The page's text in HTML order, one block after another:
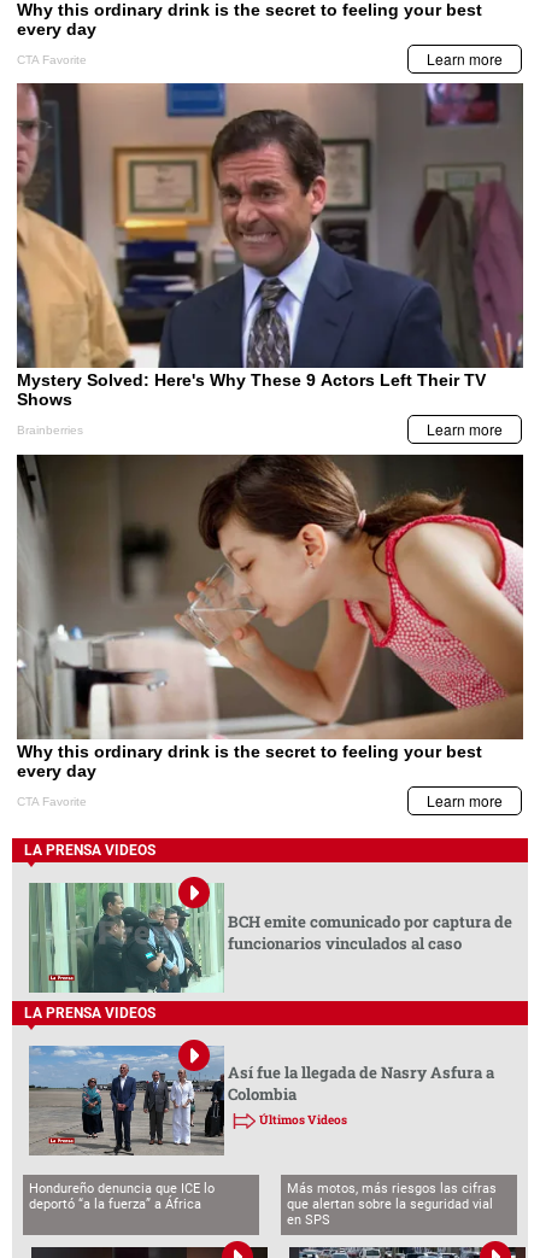
LA PRENSA VIDEOS
BCH emite comunicado por captura de
funcionarios vinculados al caso
LA PRENSA VIDEOS
Así fue la llegada de Nasry Asfura a
Colombia
Últimos Videos
Hondureño denuncia que ICE lo
deportó “a la fuerza” a África
Más motos, más riesgos las cifras
que alertan sobre la seguridad vial
en SPS